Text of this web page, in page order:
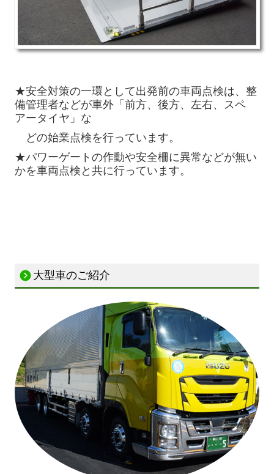
★安全対策の一環として出発前の車両点検は、整
備管理者などが車外「前方、後方、左右、スペ
アータイヤ」な
どの始業点検を行っています。
★パワーゲートの作動や安全柵に異常などが無い
かを車両点検と共に行っています。
大型車のご紹介